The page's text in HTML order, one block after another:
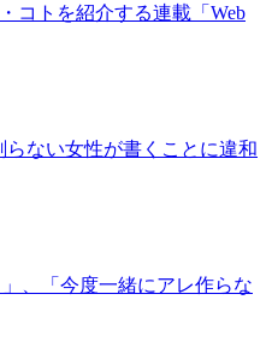
コトを紹介する連載「Web
ない女性が書くことに違和
、「今度一緒にアレ作らな